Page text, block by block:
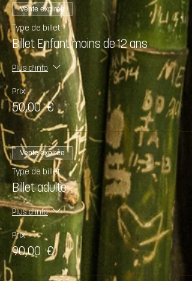
Vente expirée
Type de billet
Billet Enfant moins de 12 ans
Plus d'info
Prix
50,00 €
Vente expirée
Type de billet
Billet adulte
Plus d'info
Prix
90,00 €